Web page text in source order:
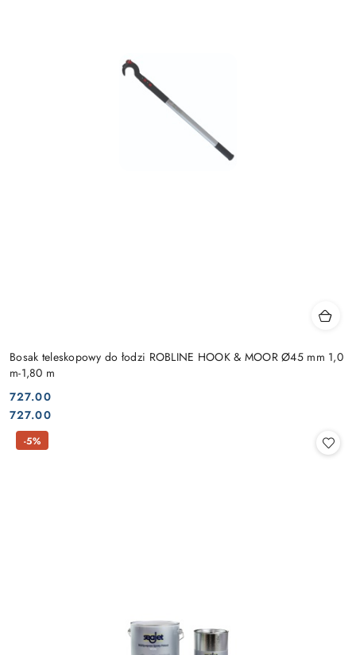
Bosak teleskopowy do łodzi ROBLINE HOOK & MOOR Ø45 mm 1,0
m-1,80 m
Cena:
727.00
Cena:
727.00
-5%